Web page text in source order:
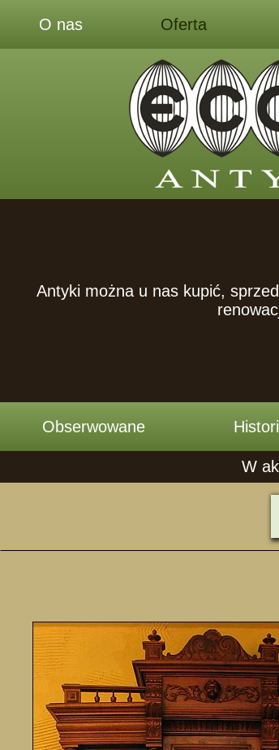
O nas Oferta
Antyki można u nas kupić,
Obserwowane
W